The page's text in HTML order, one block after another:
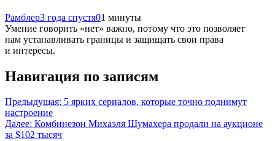
Рамблер3 года спустя01 минуты
Умение говорить «нет» важно, потому что это позволяет
нам устанавливать границы и защищать свои права
и интересы.
Навигация по записям
Предыдущая: 5 ярких сериалов, которые точно поднимут
настроение
Далее: Комбинезон Михаэля Шумахера продали на аукционе
за $102 тысяч